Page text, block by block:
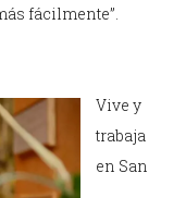
fácilmente”.
Vive y
trabaja
en San